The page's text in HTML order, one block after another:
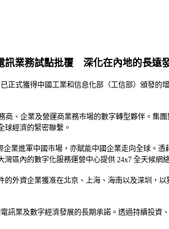
訊業務試點批覆 深化在內地的長遠
式獲得中國工業和信息化部（工信部）頒發的
、企業及營運商業務市場的數字轉型夥伴。集
球經濟的緊密聯繫。
進軍中國市場，亦賦能中國企業走向全球。
內的數字化服務運營中心提供 24x7 全天候網
外資企業獲准在北京、上海、海南以及深圳，
業及數字經濟發展的長期承諾。透過持續投資